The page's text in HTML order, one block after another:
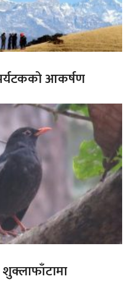
आकर्षण
शुक्लाफाँटामा